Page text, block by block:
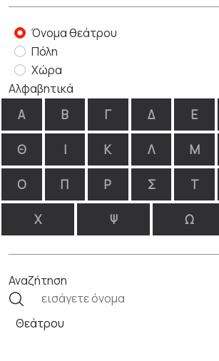
Όνομα θεάτρου
Πόλη
Χώρα
Αλφαβητικά
Α Β Γ Δ Ε
Θ Ι Κ Λ Μ
Ο Π Ρ Σ Τ
Χ Ψ Ω
Αναζήτηση